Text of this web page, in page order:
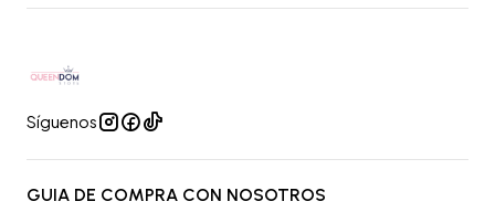
Síguenos
GUIA DE COMPRA CON NOSOTROS